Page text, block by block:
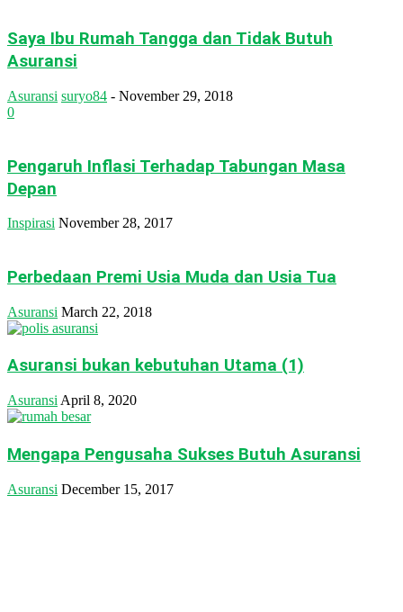
Saya Ibu Rumah Tangga dan Tidak Butuh
Asuransi
Asuransi suryo84 - November 29, 2018
0
Pengaruh Inflasi Terhadap Tabungan Masa
Depan
Inspirasi November 28, 2017
Perbedaan Premi Usia Muda dan Usia Tua
Asuransi March 22, 2018
Asuransi bukan kebutuhan Utama (1)
Asuransi April 8, 2020
Mengapa Pengusaha Sukses Butuh Asuransi
Asuransi December 15, 2017